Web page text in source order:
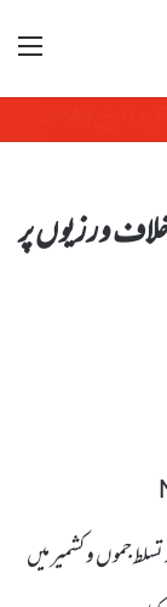
مینو
ورزیوں پر
جموں و کشمیر میں